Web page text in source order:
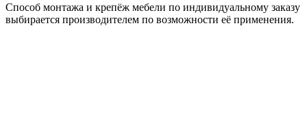
Способ монтажа и крепёж мебели по индивидуальному заказу
выбирается производителем по возможности её применения.